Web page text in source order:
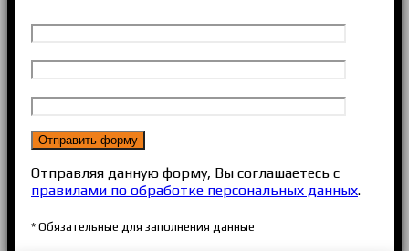
Отправляя данную форму, Вы соглашаетесь с
правилами по обработке персональных данных.
* Обязательные для заполнения данные